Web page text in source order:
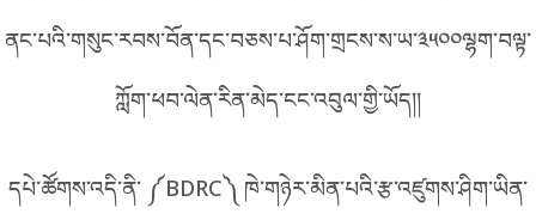
ནང་པའི་གསུང་རབས་བོན་དང་བཅས་པ་ཤོག་གྲངས་ས་ཡ་༣༥༠༠ལྷག་བལྟ་
ཀློག་ཕབ་ལེན་རིན་མེད་ངང་འབུལ་གྱི་ཡོད།།
དཔེ་ཚོགས་འདི་ནི་ ༼BDRC༽ ཁེ་གཉེར་མིན་པའི་རྩ་འཛུགས་ཤིག་ཡིན་